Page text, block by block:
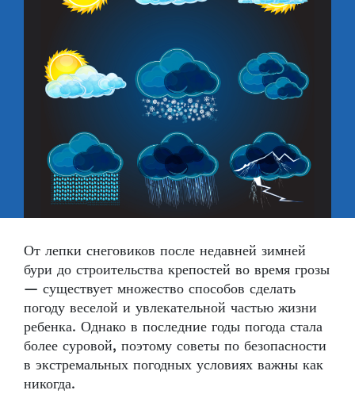
От лепки снеговиков после недавней зимней
бури до строительства крепостей во время грозы
— существует множество способов сделать
погоду веселой и увлекательной частью жизни
ребенка. Однако в последние годы погода стала
более суровой, поэтому советы по безопасности
в экстремальных погодных условиях важны как
никогда.